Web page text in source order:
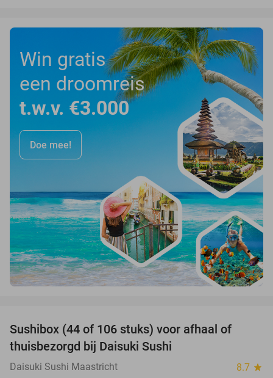
Win gratis
een droomreis
t.w.v. €3.000
Doe mee!
Sushibox (44 of 106 stuks) voor afhaal of
thuisbezorgd bij Daisuki Sushi
Daisuki Sushi Maastricht 8.7 star